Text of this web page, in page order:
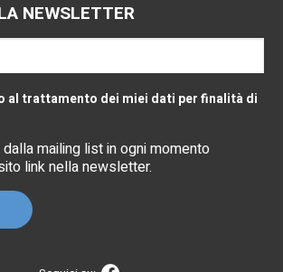
NEWSLETTER
al trattamento dei miei dati per finalità di
mailing list in ogni momento
link nella newsletter.